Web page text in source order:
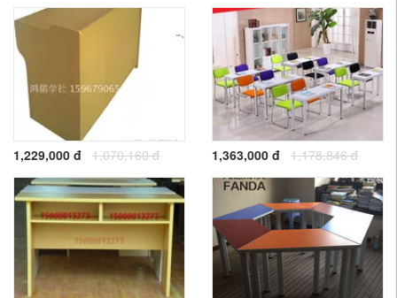
1,229,000 đ 1,070,160 đ 1,363,000 đ 1,178,846 đ